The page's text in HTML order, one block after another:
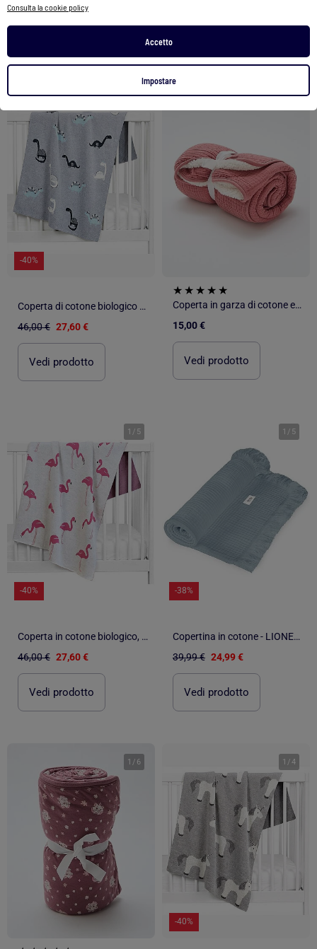
Consulta la cookie policy
Accetto
Impostare
-40%
Coperta di cotone biologico per bambini, dinosauro | SEVIRA KIDS
46,00 € 27,60 €
Vedi prodotto
Coperta in garza di cotone e pile
15,00 €
Vedi prodotto
1 / 5
-40%
Coperta in cotone biologico, fenicottero rosa | SEVIRA KIDS
46,00 € 27,60 €
Vedi prodotto
1 / 5
-38%
Copertina in cotone - LIONELO - 70 x 100 cm - 100% cotone - 280 g/m²
39,99 € 24,99 €
Vedi prodotto
1 / 6 1 /4
-40%